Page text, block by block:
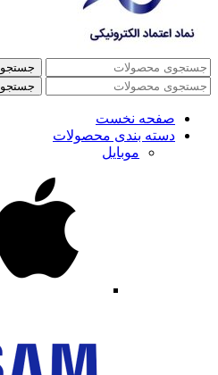
جستجو
جستجو
صفحه نخست
دسته بندی محصولات
موبایل